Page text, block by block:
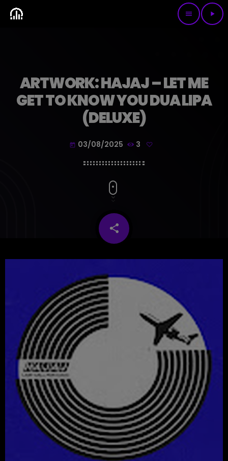
menu play_arrow
ARTWORK: HAJAJ – LET ME
GET TO KNOW YOU DUA LIPA
(DELUXE)
today 03/08/2025 3
share
email